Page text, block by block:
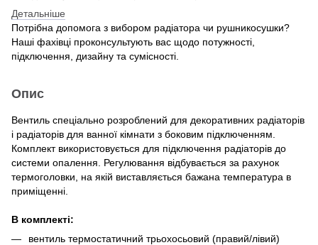
Детальніше
Потрібна допомога з вибором радіатора чи рушникосушки?
Наші фахівці проконсультують вас щодо потужності,
підключення, дизайну та сумісності.
Опис
Вентиль спеціально розроблений для декоративних радіаторів
і радіаторів для ванної кімнати з боковим підключенням.
Комплект використовується для підключення радіаторів до
системи опалення. Регулювання відбувається за рахунок
термоголовки, на якій виставляється бажана температура в
приміщенні.
В комплекті:
вентиль термостатичний трьохосьовий (правий/лівий)